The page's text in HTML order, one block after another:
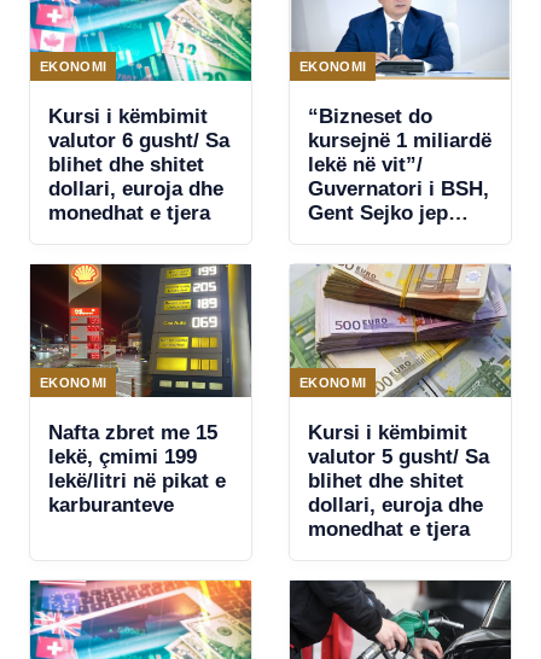
EKONOMI
Kursi i këmbimit
valutor 6 gusht/ Sa
blihet dhe shitet
dollari, euroja dhe
monedhat e tjera
EKONOMI
“Bizneset do
kursejnë 1 miliardë
lekë në vit”/
Guvernatori i BSH,
Gent Sejko jep
nëntor Shqipëria
pjesë e pagesave
të shpejta TIPS
EKONOMI
Nafta zbret me 15
lekë, çmimi 199
lekë/litri në pikat e
karburanteve
EKONOMI
Kursi i këmbimit
valutor 5 gusht/ Sa
blihet dhe shitet
dollari, euroja dhe
monedhat e tjera